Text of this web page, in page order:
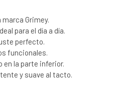
Grimey.
para el día a día.
perfecto.
funcionales.
en la parte inferior.
y suave al tacto.